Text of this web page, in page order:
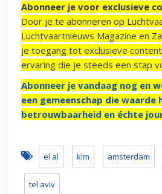
Abonneer je voor exclusieve
Door je te abonneren op
Luchtvaartnieuws Magazine en
je toegang tot exclusieve
ervaring die je steeds een stap
Abonneer je vandaag nog en
een gemeenschap die
betrouwbaarheid en échte
el al klm amsterdam
tel aviv